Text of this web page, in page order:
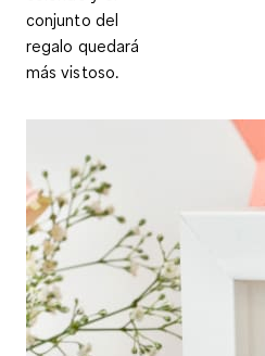
conjunto del
regalo quedará
más vistoso.